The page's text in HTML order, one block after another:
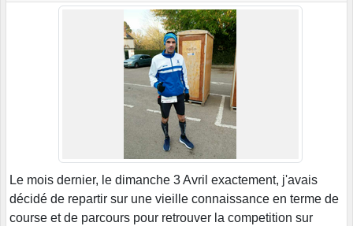
Le mois dernier, le dimanche 3 Avril exactement, j'avais
décidé de repartir sur une vieille connaissance en terme de
course et de parcours pour retrouver la competition sur